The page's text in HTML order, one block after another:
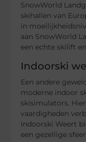
SnowWorld
skihallen van
in
aan SnowWorld
een echte skilift
Indoorski
Een andere
moderne indoor
skisimulators.
vaardigheden
Indoorski Weert
een gezellige